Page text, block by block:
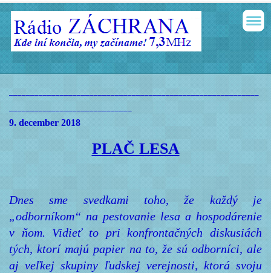
9. december 2018
PLAČ LESA
Dnes sme svedkami toho, že každý je
„odborníkom“ na pestovanie lesa a hospodárenie
v ňom. Vidieť to pri konfrontačných diskusiách
tých, ktorí majú papier na to, že sú odborníci, ale
aj veľkej skupiny ľudskej verejnosti, ktorá svoju